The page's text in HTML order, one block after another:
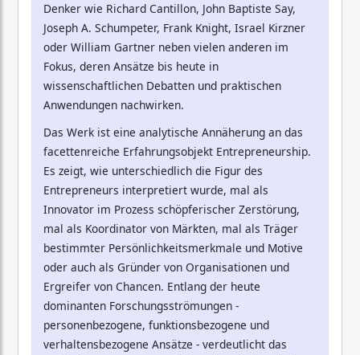
Denker wie Richard Cantillon, John Baptiste Say,
Joseph A. Schumpeter, Frank Knight, Israel Kirzner
oder William Gartner neben vielen anderen im
Fokus, deren Ansätze bis heute in
wissenschaftlichen Debatten und praktischen
Anwendungen nachwirken.
Das Werk ist eine analytische Annäherung an das
facettenreiche Erfahrungsobjekt Entrepreneurship.
Es zeigt, wie unterschiedlich die Figur des
Entrepreneurs interpretiert wurde, mal als
Innovator im Prozess schöpferischer Zerstörung,
mal als Koordinator von Märkten, mal als Träger
bestimmter Persönlichkeitsmerkmale und Motive
oder auch als Gründer von Organisationen und
Ergreifer von Chancen. Entlang der heute
dominanten Forschungsströmungen -
personenbezogene, funktionsbezogene und
verhaltensbezogene Ansätze - verdeutlicht das